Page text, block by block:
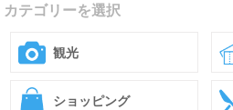
カテゴリーを選択
観光
ショッピング